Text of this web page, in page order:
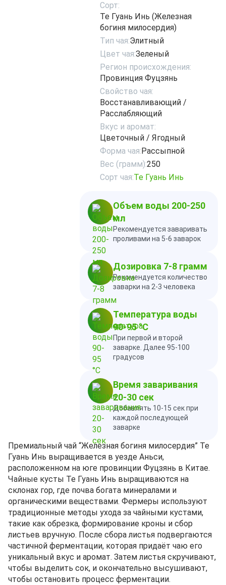
Сорт:
Те Гуань Инь (Железная
богиня милосердия)
Тип чая:Элитный
Цвет чая:Зеленый
Регион происхождения:
Провинция Фуцзянь
Свойство чая:
Восстанавливающий /
Расслабляющий
Вкус и аромат:
Цветочный / Ягодный
Форма чая:Рассыпной
Вес (грамм):250
Сорт чая:Те Гуань Инь
Объем воды 200-250
мл
Рекомендуется заваривать
проливами на 5-6 заварок
Дозировка 7-8 грамм
Рекомендуется количество
заварки на 2-3 человека
Температура воды
90-95 °C
При первой и второй
заварке. Далее 95-100
градусов
Время заваривания
20-30 сек
Добавлять 10-15 сек при
каждой последующей
заварке
Премиальный чай “Железная богиня милосердия” Те
Гуань Инь выращивается в уезде Аньси,
расположенном на юге провинции Фуцзянь в Китае.
Чайные кусты Те Гуань Инь выращиваются на
склонах гор, где почва богата минералами и
органическими веществами. Фермеры используют
традиционные методы ухода за чайными кустами,
такие как обрезка, формирование кроны и сбор
листьев вручную. После сбора листья подвергаются
частичной ферментации, которая придаёт чаю его
уникальный вкус и аромат. Затем листья скручивают,
чтобы выделить сок, и окончательно высушивают,
чтобы остановить процесс ферментации.